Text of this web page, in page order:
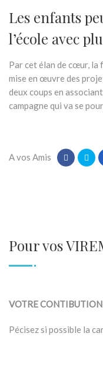
Les enfants
l’école avec
Par cet élan de cœur, la
mise en œuvre des
deux coups en
campagne qui va se
A vos Amis
Pour vos
VOTRE
Pécisez si possible la